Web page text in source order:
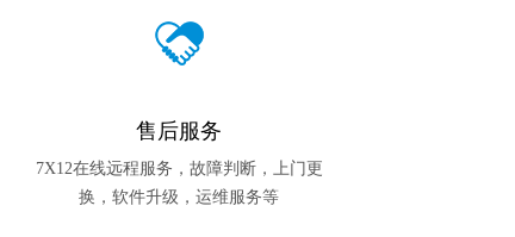
售后服务
7X12在线远程服务，故障判断，上门更
换，软件升级，运维服务等